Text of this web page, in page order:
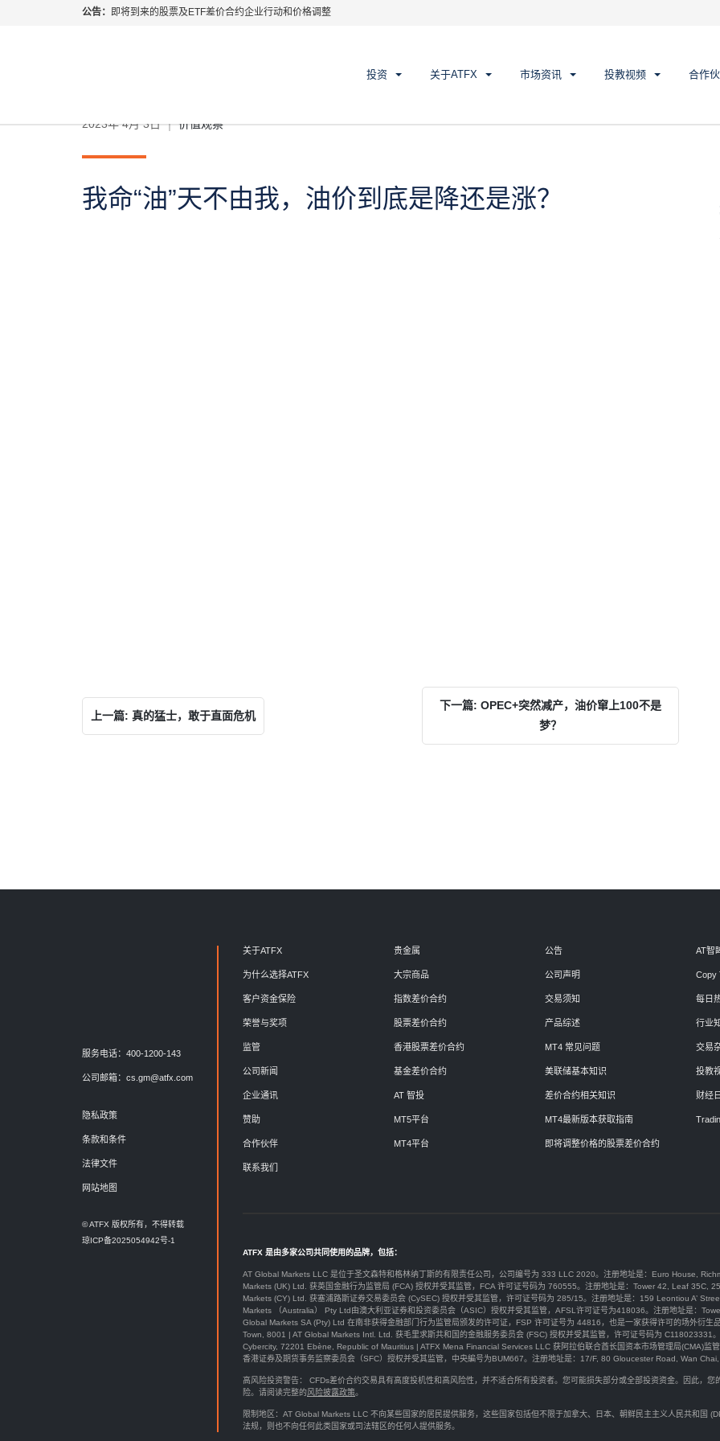
公告： 即将到来的股票及ETF差价合约企业行动和价格调整
投资 关于ATFX 市场资讯 投教视频 合作
2023年 4月 3日 价值观察
我命“油”天不由我，油价到底是降还是涨？
上一篇: 真的猛士，敢于直面危机
下一篇: OPEC+突然减产，油价窜上100不是
梦？
服务电话：400-1200-143
公司邮箱： cs.gm@atfx.com
隐私政策
条款和条件
法律文件
网站地图
© ATFX 版权所有，不得转载
琼ICP备2025054942号-1
关于ATFX
为什么选择ATFX
客户资金保险
荣誉与奖项
监管
公司新闻
企业通讯
赞助
合作伙伴
联系我们
贵金属
大宗商品
指数差价合约
股票差价合约
香港股票差价合约
基金差价合约
AT 智投
MT5平台
MT4平台
公告
公司声明
交易须知
产品综述
MT4 常见问题
美联储基本知识
差价合约相关知识
MT4最新版本获取指南
即将调整价格的股票差价合约
AT智
Copy
每日
行业
交易
投教
财经
ATFX 是由多家公司共同使用的品牌，包括：
AT Global Markets LLC 是位于圣文森特和格林纳丁斯的有限责任公司，公司编号为 333 LLC 2020。注册地址是：Euro House,
Markets (UK) Ltd. 获英国金融行为监管局 (FCA) 授权并受其监管，FCA 许可证号码为 760555。注册地址是：Tower 42, Leaf
Markets (CY) Ltd. 获塞浦路斯证券交易委员会 (CySEC) 授权并受其监管，许可证号码为 285/15。注册地址是：159 Leontiou A’
Markets （Australia） Pty Ltd由澳大利亚证券和投资委员会（ASIC）授权并受其监管，AFSL许可证号为418036。注册地址是：
Global Markets SA (Pty) Ltd 在南非获得金融部门行为监管局颁发的许可证，FSP 许可证号为 44816，也是一家获得许可的场外衍
Town, 8001 | AT Global Markets Intl. Ltd. 获毛里求斯共和国的金融服务委员会 (FSC) 授权并受其监管，许可证号码为
Cybercity, 72201 Ebène, Republic of Mauritius | ATFX Mena Financial Services LLC 获阿拉伯联合酋长国资本市场管理局(CMA)
香港证券及期货事务监察委员会（SFC）授权并受其监管，中央編号为BUM667。注册地址是：17/F, 80 Gloucester Road, Wan
高风险投资警告： CFDs差价合约交易具有高度投机性和高风险性，并不适合所有投资者。您可能损失部分或全部投资资金。因此，
险。请阅读完整的风险披露政策。
限制地区：AT Global Markets LLC 不向某些国家的居民提供服务，这些国家包括但不限于加拿大、日本、朝鲜民主主义人民共和国
法规，则也不向任何此类国家或司法辖区的任何人提供服务。